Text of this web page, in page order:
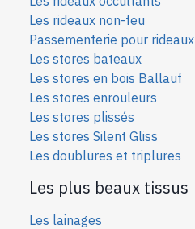
Les rideaux non-feu
Passementerie pour rideaux
Les stores bateaux
Les stores en bois Ballauf
Les stores enrouleurs
Les stores plissés
Les stores Silent Gliss
Les doublures et triplures
Les plus beaux tissus
Les lainages